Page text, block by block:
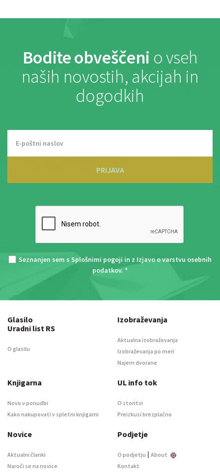
Bodite obveščeni o vseh
naših novostih, akcijah in
dogodkih
PRIJAVA
Seznanjen sem s Splošnimi pogoji in z Izjavo o varstvu osebnih
podatkov. *
Glasilo
Uradni list RS
O glasilu
Izobraževanja
Aktualna izobraževanja
Izobraževanja po meri
Najem dvorane
Knjigarna
Novo v ponudbi
Kako nakupovati v spletni knjigarni
UL info tok
O storitvi
Preizkusi brezplačno
Novice
Aktualni članki
Naroči se na novice
Podjetje
O podjetju | About
Kontakt